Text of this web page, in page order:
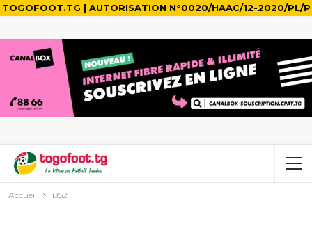
TOGOFOOT.TG | AUTORISATION N°0020/HAAC/12-2020/PL/P
Accueil B52